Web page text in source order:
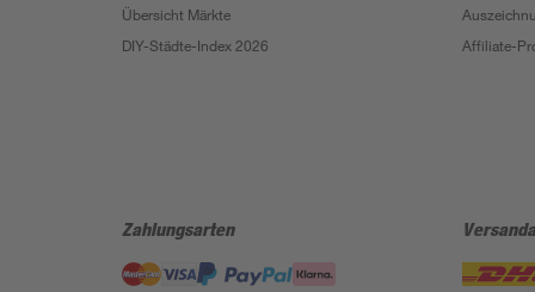
Übersicht Märkte
DIY-Städte-Index 2026
Affiliate-
Zahlungsarten